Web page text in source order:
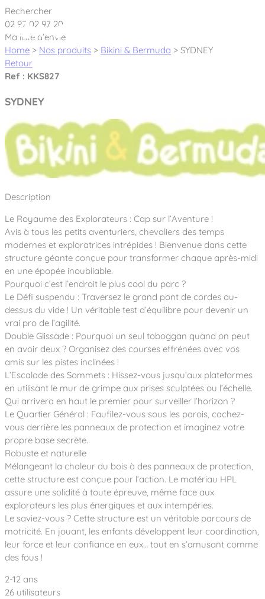
Cookies management panel
Créateur et fabricant d’aires de jeux &
Nos dernières actualités
À propos
Nos engagements
Notre partenariat avec l’association Rêves de clown
Nos Garanties
Notre concept
Notre entreprise
Notre équipe
Nous rejoindre
Aires de jeux Bikini & Bermuda®
Tous nos jeux
Jeux inclusifs
Jeux recyclés
Nos univers
Sport & Fitness Sport&Co®
Agrès fitness
Parcours de santé
Stadium Arena
Street workout
Surfpark
Équipements sportifs
Mobilier & accessoires
Mobilier urbain
Accessoires ludiques
Nos clients
Collectivités
Établissements scolaires
Architectes, Paysagistes-concepteurs
Camping et résidences de vacances
Notre expertise
Des aires intergénérationnelles de
Des aires de jeux pour tous les enfants
L’éco-conception de nos jeux
La végétalisation des cours d’école
Nos matériaux
Nos fonctions ludiques & sportives
Nos sols amortissants
Réalisations
Contact
Les questions fréquentes
Catalogues
Rechercher
02 97 02 97 20
Ma liste d’envie
Home > Nos produits > Bikini & Bermuda > SYDNEY
Retour
Ref : KKS827
SYDNEY
Description
Le Royaume des Explorateurs : Cap sur l’Aventure !
Avis à tous les petits aventuriers, chevaliers des temps
modernes et exploratrices intrépides ! Bienvenue dans cette
structure géante conçue pour transformer chaque après-midi
en une épopée inoubliable.
Pourquoi c’est l’endroit le plus cool du parc ?
Le Défi suspendu : Traversez le grand pont de cordes au-
dessus du vide ! Un véritable test d’équilibre pour devenir un
vrai pro de l’agilité.
Double Glissade : Pourquoi un seul toboggan quand on peut
en avoir deux ? Organisez des courses effrénées avec vos
amis sur les pistes inclinées !
L’Escalade des Sommets : Hissez-vous jusqu’aux plateformes
en utilisant le mur de grimpe aux prises sculptées ou l’échelle.
Qui arrivera en haut le premier pour surveiller l’horizon ?
Le Quartier Général : Faufilez-vous sous les parois, cachez-
vous derrière les panneaux de protection et imaginez votre
propre base secrète.
Robuste et naturelle
Mélangeant la chaleur du bois à des panneaux de protection,
cette structure est conçue pour l’action. Le matériau HPL
assure une solidité à toute épreuve, même face aux
explorateurs les plus énergiques et aux intempéries.
Le saviez-vous ? Cette structure est un véritable parcours de
motricité. En jouant, les enfants développent leur coordination,
leur force et leur confiance en eux… tout en s’amusant comme
des fous !
2-12 ans
26 utilisateurs